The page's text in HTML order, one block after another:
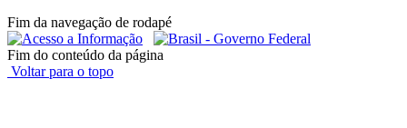
Fim da navegação de rodapé
Fim do conteúdo da página
Voltar para o topo